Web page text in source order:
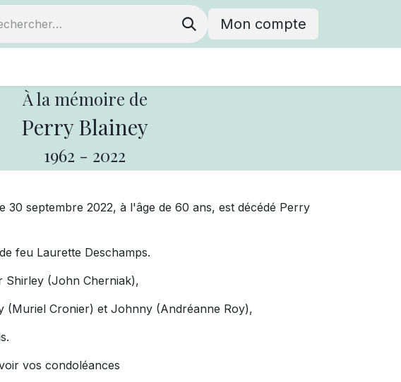
Mon compte
À la mémoire de
Perry Blainey
1962 - 2022
30 septembre 2022, à l'âge de 60 ans, est décédé Perry
feu Laurette Deschamps.
Shirley (John Cherniak),
(Muriel Cronier) et Johnny (Andréanne Roy),
vos condoléances